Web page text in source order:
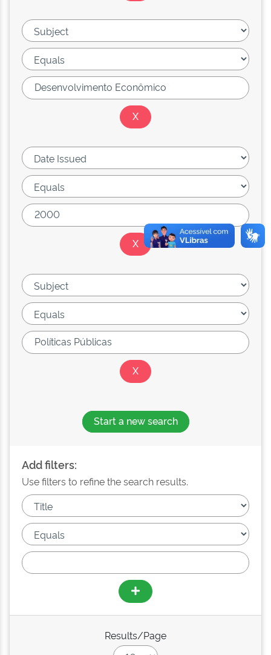
Start a new search
Add filters:
Use filters to refine the search results.
Results/Page